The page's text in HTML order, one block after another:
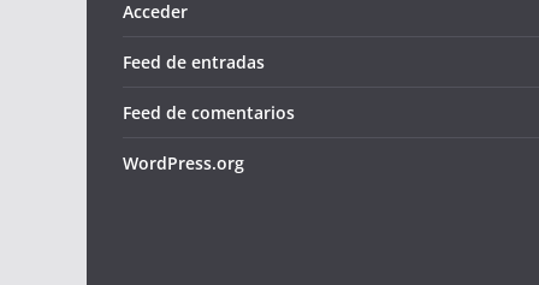
Acceder
Feed de entradas
Feed de comentarios
WordPress.org